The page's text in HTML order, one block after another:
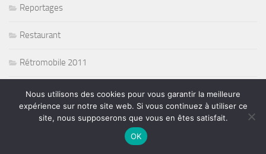
Reportages
Restaurant
Rétromobile 2011
Return To Forever
Rié Furuse
Nous utilisons des cookies pour vous garantir la meilleure
expérience sur notre site web. Si vous continuez à utiliser ce
site, nous supposerons que vous en êtes satisfait.
OK